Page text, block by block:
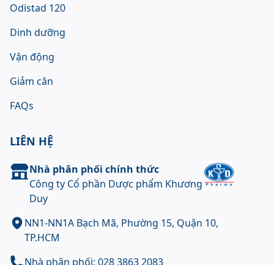
Odistad 120
Dinh dưỡng
Vận động
Giảm cân
FAQs
LIÊN HỆ
Nhà phân phối chính thức
Công ty Cổ phần Dược phẩm Khương
Duy
NN1-NN1A Bạch Mã, Phường 15, Quận 10,
TP.HCM
Nhà phân phối: 028 3863 2083